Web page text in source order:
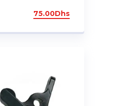
75.00Dhs